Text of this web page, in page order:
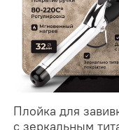
Плойка для
с зеркальным